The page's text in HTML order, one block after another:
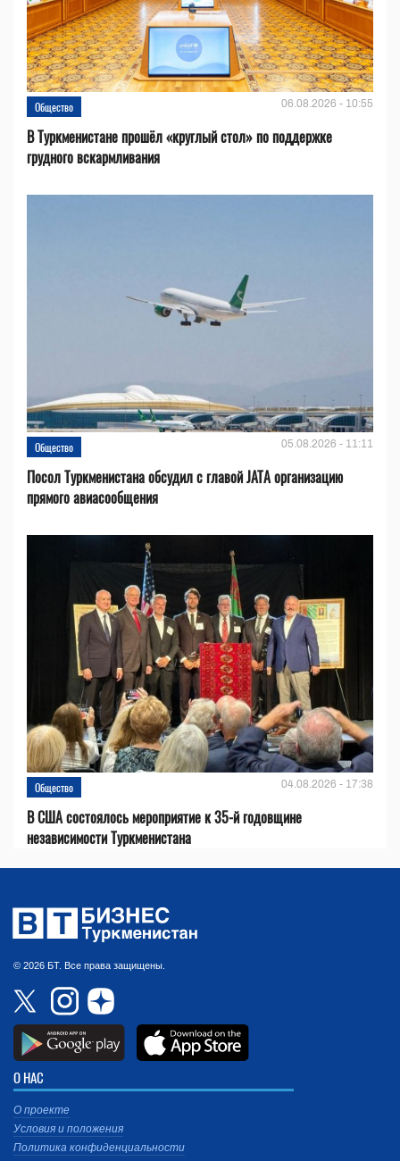
Общество 06.08.2026 - 10:55
В Туркменистане прошёл «круглый стол» по поддержке
грудного вскармливания
Общество 05.08.2026 - 11:11
Посол Туркменистана обсудил с главой JATA организацию
прямого авиасообщения
Общество 04.08.2026 - 17:38
В США состоялось мероприятие к 35-й годовщине
независимости Туркменистана
© 2026 БТ. Все права защищены.
О НАС
О проекте
Условия и положения
Политика конфиденциальности